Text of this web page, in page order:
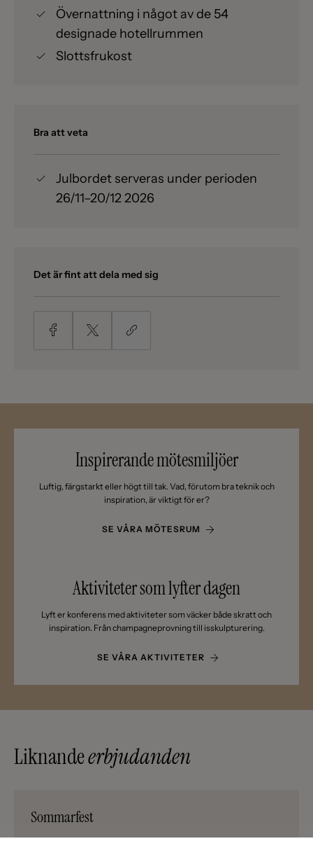
Övernattning i något av de 54
designade hotellrummen
Slottsfrukost
Bra att veta
Julbordet serveras under perioden
26/11–20/12 2026
Det är fint att dela med sig
Inspirerande mötesmiljöer
Luftig, färgstarkt eller högt till tak. Vad, förutom bra teknik och
inspiration, är viktigt för er?
SE VÅRA MÖTESRUM
Aktiviteter som lyfter dagen
Lyft er konferens med aktiviteter som väcker både skratt och
inspiration. Från champagneprovning till isskulpturering.
SE VÅRA AKTIVITETER
Liknandeerbjudanden
Sommarfest